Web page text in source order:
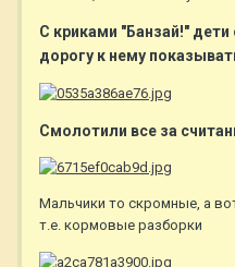
С криками "Банзай!"
дорогу к нему
Смолотили все за
Мальчики то скромные, а
т.е. кормовые разборки